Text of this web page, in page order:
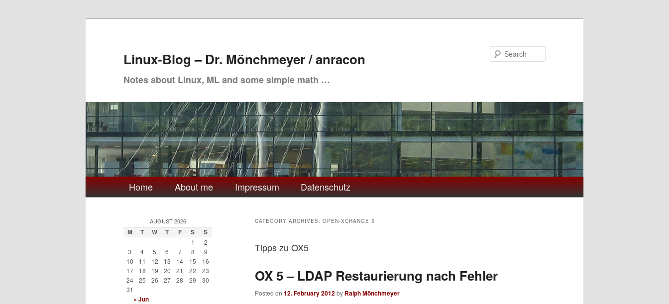
Linux-Blog – Dr. Mönchmeyer / anracon
Notes about Linux, ML and some simple math …
Main
menu
Home About me Impressum Datenschutz
CATEGORY ARCHIVES: OPEN-XCHANGE 5
Tipps zu OX5
OX 5 – LDAP Restaurierung nach Fehler
Posted on 12. February 2012by Ralph Mönchmeyer
AUGUST 2026
M T W T F S S
1
2
3
4 5 6 7 8
9
10
11 12 13 14 15
16
17
18 19 20 21 22
23
24
25 26 27 28 29
30
31
« Jun